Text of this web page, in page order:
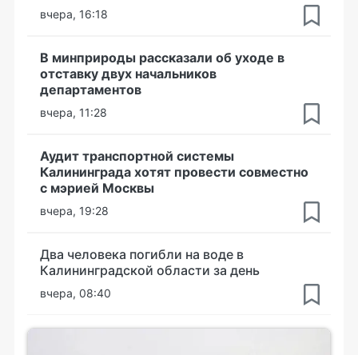
вчера, 16:18
В минприроды рассказали об уходе в
отставку двух начальников
департаментов
вчера, 11:28
Аудит транспортной системы
Калининграда хотят провести совместно
с мэрией Москвы
вчера, 19:28
Два человека погибли на воде в
Калининградской области за день
вчера, 08:40